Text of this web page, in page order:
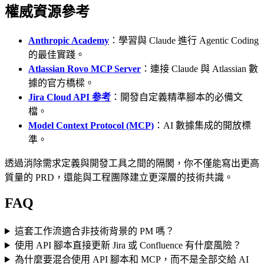
權威資源參考
Anthropic Academy ：學習與 Claude 進行 Agentic Coding
的最佳實踐。
Atlassian Rovo MCP Server ：連接 Claude 與 Atlassian 數
據的官方橋樑。
Jira Cloud API 参考 ：開發自定義精準腳本的必備文
檔。
Model Context Protocol (MCP) ：AI 數據集成的開放標
準。
透過消除需求定義與開發工具之間的隔閡，你不僅能寫出更高
質量的 PRD，還能與工程團隊建立更深層的技術共識。
FAQ
這套工作流適合非技術背景的 PM 嗎？
使用 API 腳本直接更新 Jira 或 Confluence 有什麼風險？
為什麼要混合使用 API 腳本和 MCP，而不是全部交給 AI